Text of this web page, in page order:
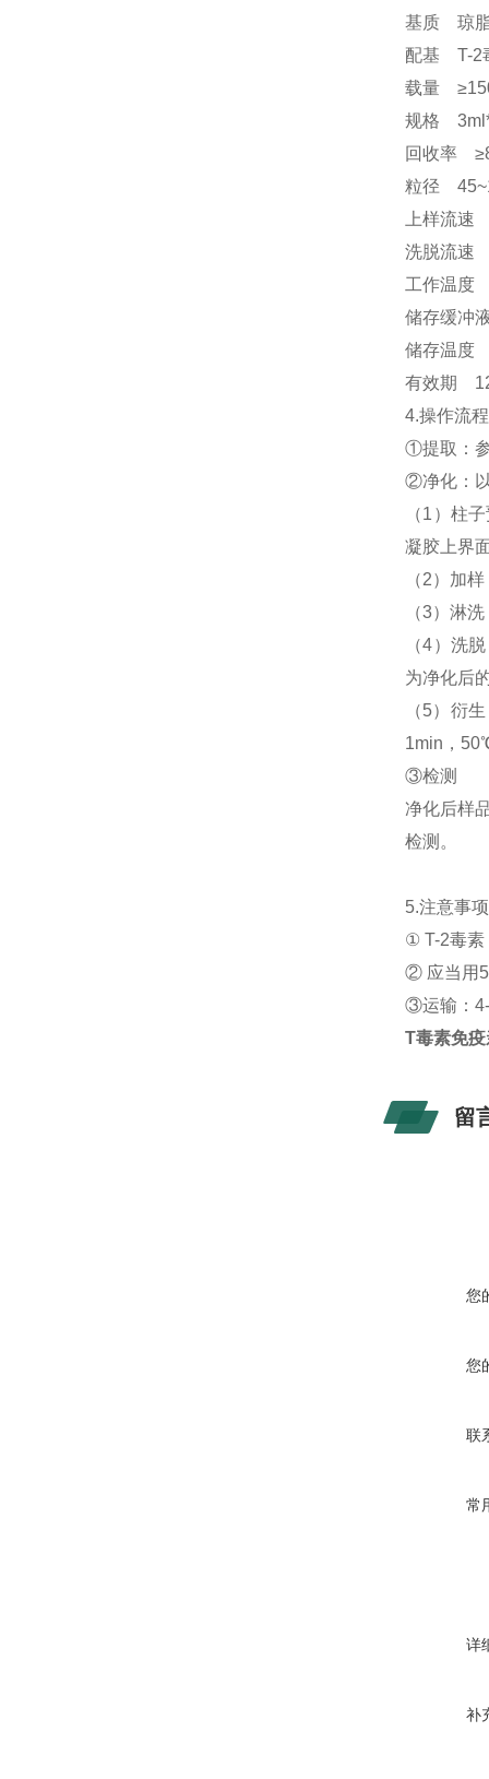
基质 琼
配基 T-2
载量
规格
回收率
粒径
上样流
洗脱流速
工作温度
储存缓冲
储存温度
有效期
4.操作流程
①提取：
②净化：
（1）柱
凝胶上界
（2）加
（3）淋
（4）洗
为净化后
（5）衍
1min，
③检测
净化后样
检测。
5.注意事项
① T-2毒素
② 应当用
③运输：
T毒素免
留
您
您
联
常
详
补